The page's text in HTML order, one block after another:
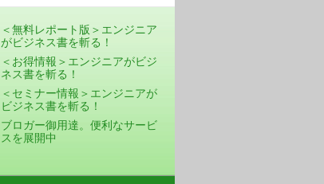
＜無料レポート版＞エンジニア
がビジネス書を斬る！
＜お得情報＞エンジニアがビジ
ネス書を斬る！
＜セミナー情報＞エンジニアが
ビジネス書を斬る！
ブロガー御用達。便利なサービ
スを展開中